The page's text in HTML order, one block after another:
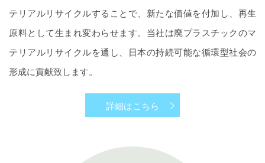
テリアルリサイクルすることで、新たな価値を付加し、再生
原料として生まれ変わらせます。当社は廃プラスチックのマ
テリアルリサイクルを通し、日本の持続可能な循環型社会の
形成に貢献致します。
詳細はこちら